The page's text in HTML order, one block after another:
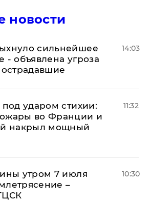
новости
сильнейшее
- объявлена угроза
14:03
ударом стихии:
во Франции и
накрыл мощный
11:32
утром 7 июля
–
10:30